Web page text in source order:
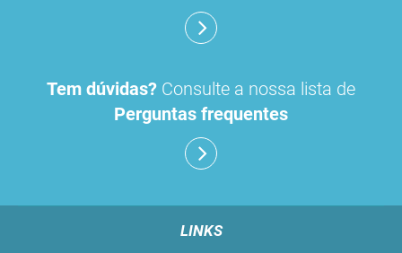
Tem dúvidas? Consulte a nossa lista de
Perguntas frequentes
LINKS